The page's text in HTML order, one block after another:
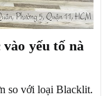
yếu tố nà
so với loại Blacklit.